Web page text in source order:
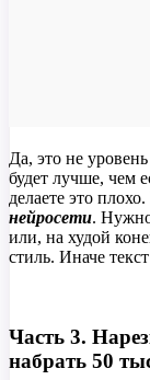
Да, это не
будет лучше, чем
делаете это
нейросети.
или, на худой
стиль. Иначе
Часть 3.
набрать 50